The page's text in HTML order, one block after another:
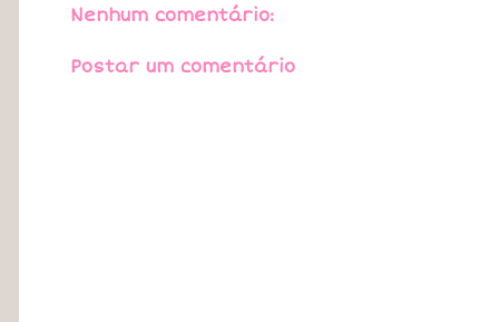
Nenhum comentário:
Postar um comentário